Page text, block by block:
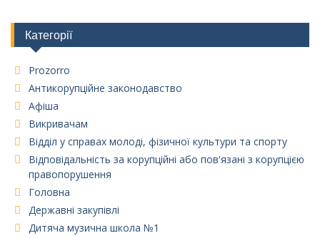
Категорії
Prozorro
Антикорупційне законодавство
Афіша
Викривачам
Відділ у справах молоді, фізичної культури та спорту
Відповідальність за корупційні або пов'язані з корупцією
правопорушення
Головна
Державні закупівлі
Дитяча музична школа №1